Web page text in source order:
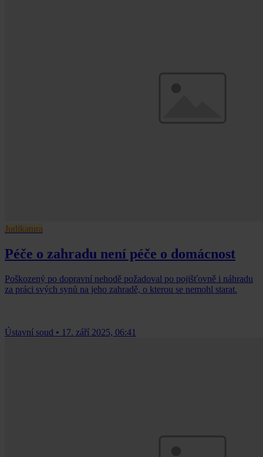
Judikatura
Péče o zahradu není péče o domácnost
Poškozený po dopravní nehodě požadoval po pojišťovně i náhradu
za práci svých synů na jeho zahradě, o kterou se nemohl starat.
Ústavní soud • 17. září 2025, 06:41